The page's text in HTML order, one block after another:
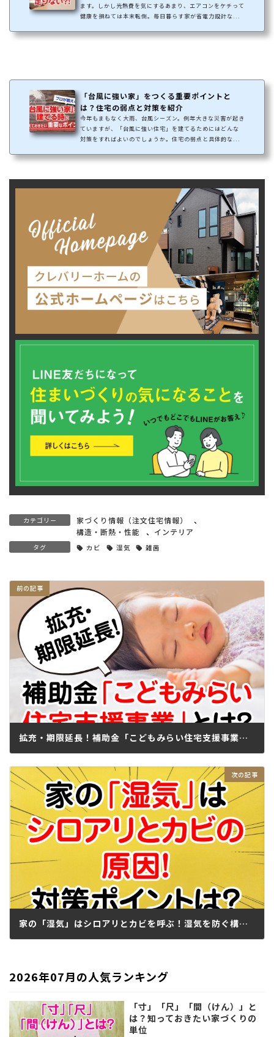
ます。しかし光熱費を気にするあまり、エアコンをケチって
健康を損ねては本末転倒。毎日暮らす家が省電力設計な...
「台風に強い家」をつくる重要ポイントと
は？住宅の弱点と対策を紹介
今年もまもなく大雨、台風シーズン。例年大きな災害が起き
ていますが、「台風に強い住宅」を建てるためにはどんな
対策をすればよいのでしょうか。住宅の弱点と具体的な...
カテゴリー 家づくり情報（注文住宅情報）
、
構造・断熱・性能
、 インテリア
タグ カビ 湿気 雑菌
拡充・期限延長！補助金「こどもみらい住宅支援事業」利用の基礎知識
家の「湿気」はシロアリとカビを呼ぶ！湿気を防ぐ構造のポイントは？
2026年07月の人気ランキング
「寸」「尺」「間（けん）」と
は？知っておきたい家づくりの
単位